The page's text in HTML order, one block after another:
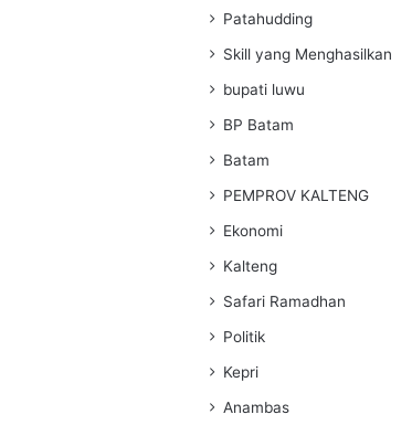
Patahudding
Skill yang Menghasilkan
bupati luwu
BP Batam
Batam
PEMPROV KALTENG
Ekonomi
Kalteng
Safari Ramadhan
Politik
Kepri
Anambas